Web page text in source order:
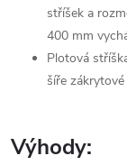
stříšek a
400 mm
Plotová
šíře
Výhody: